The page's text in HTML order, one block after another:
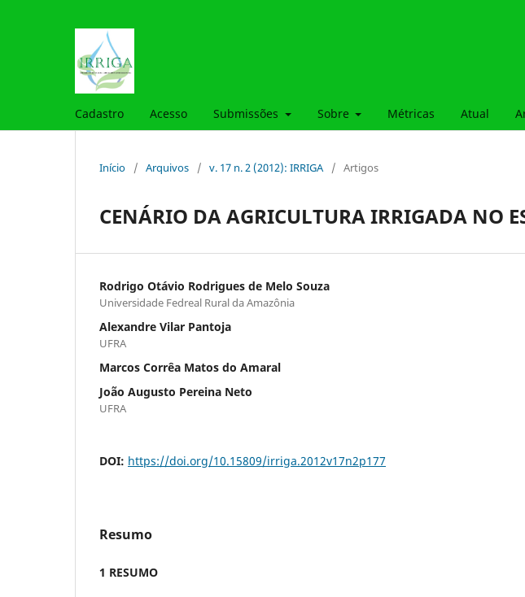
Cadastro Acesso Submissões Sobre Métricas Atual
Início / Arquivos / v. 17 n. 2 (2012): IRRIGA / Artigos
CENÁRIO DA AGRICULTURA IRRIGADA NO
Rodrigo Otávio Rodrigues de Melo Souza
Universidade Fedreal Rural da Amazônia
Alexandre Vilar Pantoja
UFRA
Marcos Corrêa Matos do Amaral
João Augusto Pereina Neto
UFRA
DOI: https://doi.org/10.15809/irriga.2012v17n2p177
Resumo
1 RESUMO